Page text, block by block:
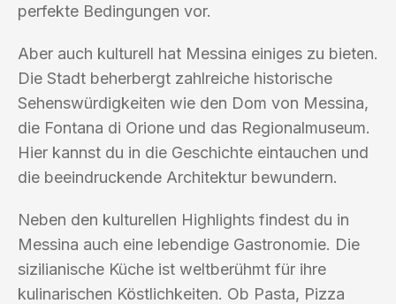
perfekte Bedingungen vor.
Aber auch kulturell hat Messina einiges zu bieten.
Die Stadt beherbergt zahlreiche historische
Sehenswürdigkeiten wie den Dom von Messina,
die Fontana di Orione und das Regionalmuseum.
Hier kannst du in die Geschichte eintauchen und
die beeindruckende Architektur bewundern.
Neben den kulturellen Highlights findest du in
Messina auch eine lebendige Gastronomie. Die
sizilianische Küche ist weltberühmt für ihre
kulinarischen Köstlichkeiten. Ob Pasta, Pizza